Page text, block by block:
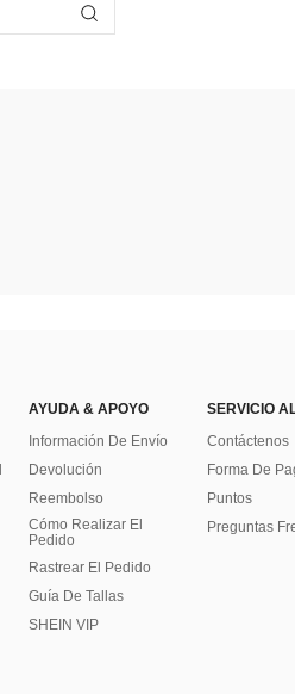
AYUDA & APOYO
Información De Envío
Devolución
Reembolso
Cómo Realizar El
Pedido
Rastrear El Pedido
Guía De Tallas
SHEIN VIP
SERVICIO
Contáctenos
Forma De
Puntos
Preguntas